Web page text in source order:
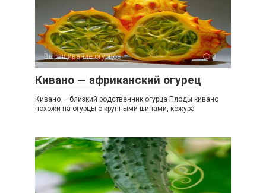
Выращивание огурцов 0
Кивано — африканский огурец
Кивано — близкий родственник огурца Плоды кивано
похожи на огурцы с крупными шипами, кожура